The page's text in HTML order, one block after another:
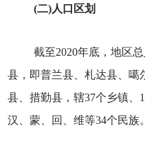
(二)人口区划
截至2020年底，地区
县，即普兰县、札达县、噶
县、措勤县，辖37个乡镇、
汉、蒙、回、维等34个民族。